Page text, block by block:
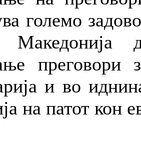
големо
преговори
и во
на патот кон